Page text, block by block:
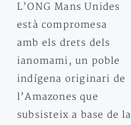
L’ONG Mans Unides
està compromesa
amb els drets dels
ianomami, un poble
indígena originari de
l’Amazones que
subsisteix a base de la